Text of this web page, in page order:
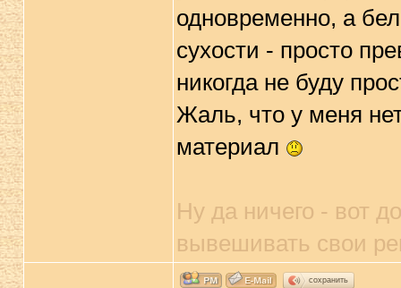
одновременно, а
сухости - просто
никогда не буду
Жаль, что у меня
материал
Ну да ничего - вот
вывешивать свои
сохранить